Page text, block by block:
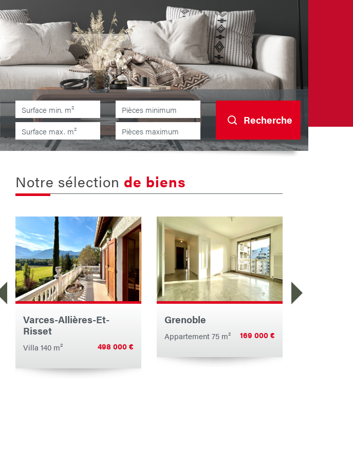
Recherche
Notre sélection de biens
Varces-Allières-Et-
Risset
Villa 140 m² 498 000 €
Grenoble
Appartement 75 m² 169 000 €